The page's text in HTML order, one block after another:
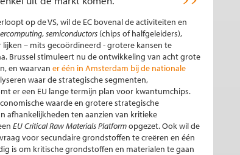
op de VS, wil de EC bovenal de activiteiten en
,semiconductors (chips of halfgeleiders),
lijken – mits gecoördineerd - grotere kansen te
Brussel stimuleert nu de ontwikkeling van acht grote
en waarvan er één in Amsterdam bij de nationale
waar de strategische segmenten,
er een EU lange termijn plan voor kwantumchips.
waarde en grotere strategische
afhankelijkheden ten aanzien van kritieke
EU Critical Raw Materials Platformopgezet. Ook wil de
voor secundaire grondstoffen te creëren en één
is om kritische grondstoffen en materialen te gaan